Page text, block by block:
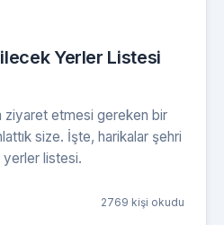
Yerler Listesi
ziyaret etmesi gereken bir
size. İşte, harikalar şehri
listesi.
2769 kişi okudu